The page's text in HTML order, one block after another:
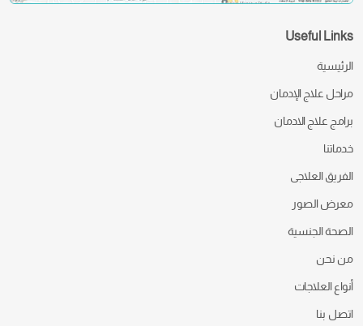
Useful Links
الرئيسية
مراحل علاج الإدمان
برامج علاج الادمان
خدماتنا
الفريق العلاجى
معرض الصور
الصحة الجنسية
من نحن
أنواع العلاجات
اتصل بنا